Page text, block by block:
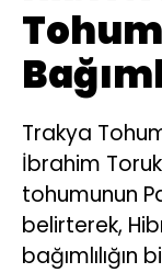
Trakya
İbrahim
tohumunun
belirterek,